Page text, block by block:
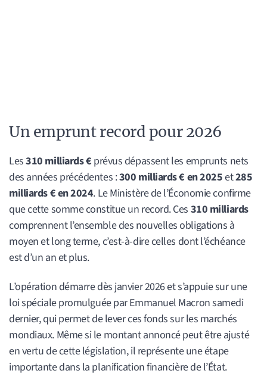
Un emprunt record pour 2026
Les310 milliards € prévus dépassent les emprunts nets
des années précédentes :300 milliards € en 2025et285
milliards € en 2024. Le Ministère de l’Économie confirme
que cette somme constitue un record. Ces 310 milliards
comprennent l’ensemble des nouvelles obligations à
moyen et long terme, c’est-à-dire celles dont l’échéance
est d’un an et plus.
L’opération démarre dès janvier 2026 et s’appuie sur une
loi spéciale promulguée par Emmanuel Macron samedi
dernier, qui permet de lever ces fonds sur les marchés
mondiaux. Même si le montant annoncé peut être ajusté
en vertu de cette législation, il représente une étape
importante dans la planification financière de l’État.